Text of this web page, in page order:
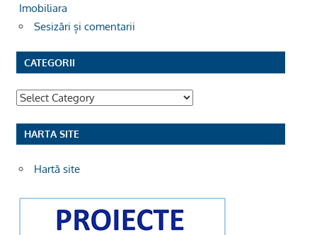
Imobiliara
Sesizări și comentarii
CATEGORII
Categorii
HARTA SITE
Hartă site